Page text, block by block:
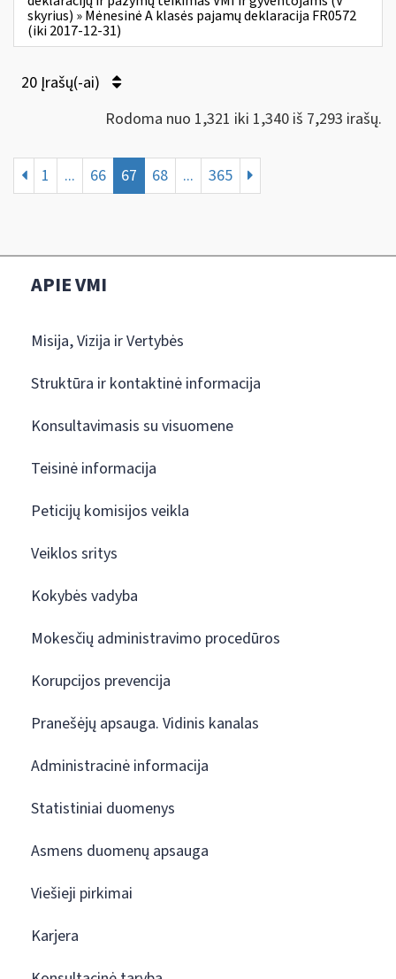
skyrius) » Mėnesinė A klasės pajamų deklaracija FR0572
(iki 2017-12-31)
20 Įrašų(-ai)
Rodoma nuo 1,321 iki 1,340 iš 7,293 irašų.
1 ... 66 67 68 ... 365
APIE VMI
Misija, Vizija ir Vertybės
Struktūra ir kontaktinė informacija
Konsultavimasis su visuomene
Teisinė informacija
Peticijų komisijos veikla
Veiklos sritys
Kokybės vadyba
Mokesčių administravimo procedūros
Korupcijos prevencija
Pranešėjų apsauga. Vidinis kanalas
Administracinė informacija
Statistiniai duomenys
Asmens duomenų apsauga
Viešieji pirkimai
Karjera